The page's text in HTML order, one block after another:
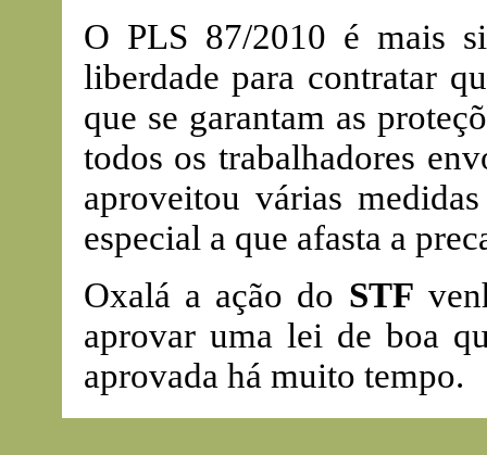
O PLS 87/2010 é mais
liberdade para contratar
que se garantam as
todos os trabalhadores
aproveitou várias
especial a que afasta a
Oxalá a ação do STF
aprovar uma lei de boa
aprovada há muito tempo.